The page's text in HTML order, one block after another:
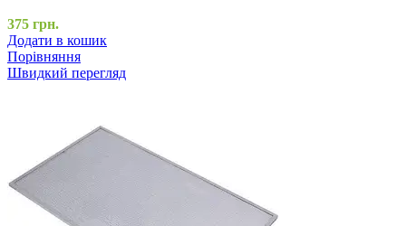
375 грн.
Додати в кошик
Порівняння
Швидкий перегляд